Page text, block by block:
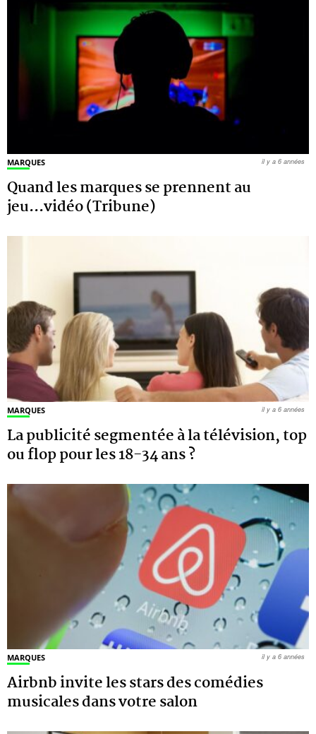
MARQUES
Quand les marques se prennent au
jeu...vidéo (Tribune)
il y a 6 années
MARQUES
La publicité segmentée à la télévision, top
ou flop pour les 18-34 ans ?
il y a 6 années
MARQUES
Airbnb invite les stars des comédies
musicales dans votre salon
il y a 6 années